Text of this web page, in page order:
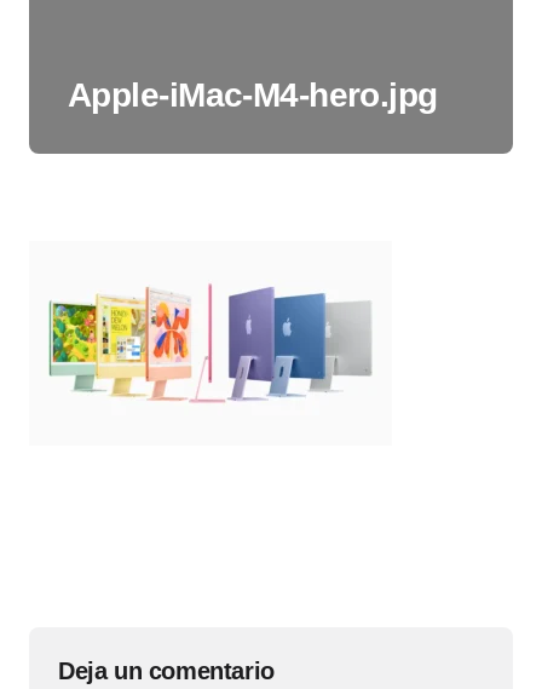
Apple-iMac-M4-hero.jpg
Deja un comentario